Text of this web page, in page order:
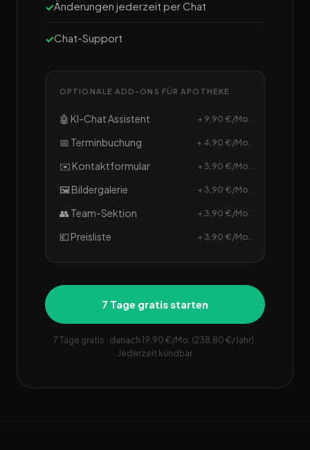
Änderungen jederzeit per Chat
Chat-Support
OPTIONALE ADD-ONS FÜR APOTHEKE
🤖 KI-Chat Assistent + 9,90 €/Mo.
📅 Terminbuchung + 4,90 €/Mo.
✉️ Kontaktformular + 3,90 €/Mo.
🖼️ Bildergalerie + 3,90 €/Mo.
👥 Team-Sektion + 3,90 €/Mo.
💶 Preisliste + 3,90 €/Mo.
7 Tage gratis starten
7 Tage gratis · danach 19,90 €/Mo. (238,80 €/Jahr) ·
Jederzeit kündbar